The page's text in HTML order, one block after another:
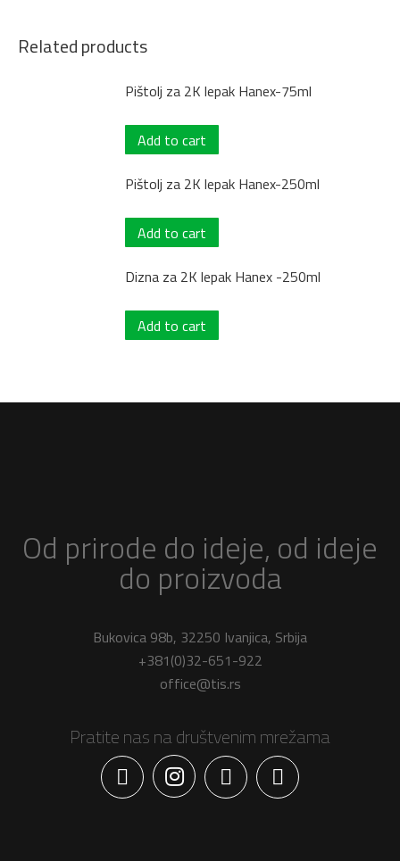
Related products
Pištolj za 2K lepak Hanex-75ml
Add to cart
Pištolj za 2K lepak Hanex-250ml
Add to cart
Dizna za 2K lepak Hanex -250ml
Add to cart
Od prirode do ideje, od ideje
do proizvoda
Bukovica 98b, 32250 Ivanjica, Srbija
+381(0)32-651-922
office@tis.rs
Pratite nas na društvenim mrežama
Facebook